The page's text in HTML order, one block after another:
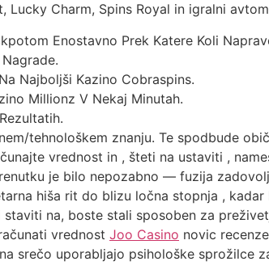
Charm, Spins Royal in igralni
Enostavno Prek Katere Koli
Najboljši Kazino Cobraspins.
Millionz V Nekaj Minutah.
tehnološkem znanju. Te spodbude
vrednost in , šteti na ustaviti ,
je bilo nepozabno — fuzija
hiša rit do blizu ločna stopnja ,
na, boste stali sposoben za
vrednost Joo Casino novic
srečo uporabljajo psihološke sprožilce